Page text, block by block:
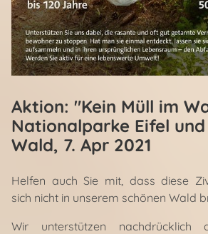
Aktion: "Kein Müll im
Nationalparke Eifel
Wald, 7. Apr 2021
Helfen auch Sie mit, dass diese
sich nicht in unserem schönen Wald
Wir unterstützen nachdrücklich